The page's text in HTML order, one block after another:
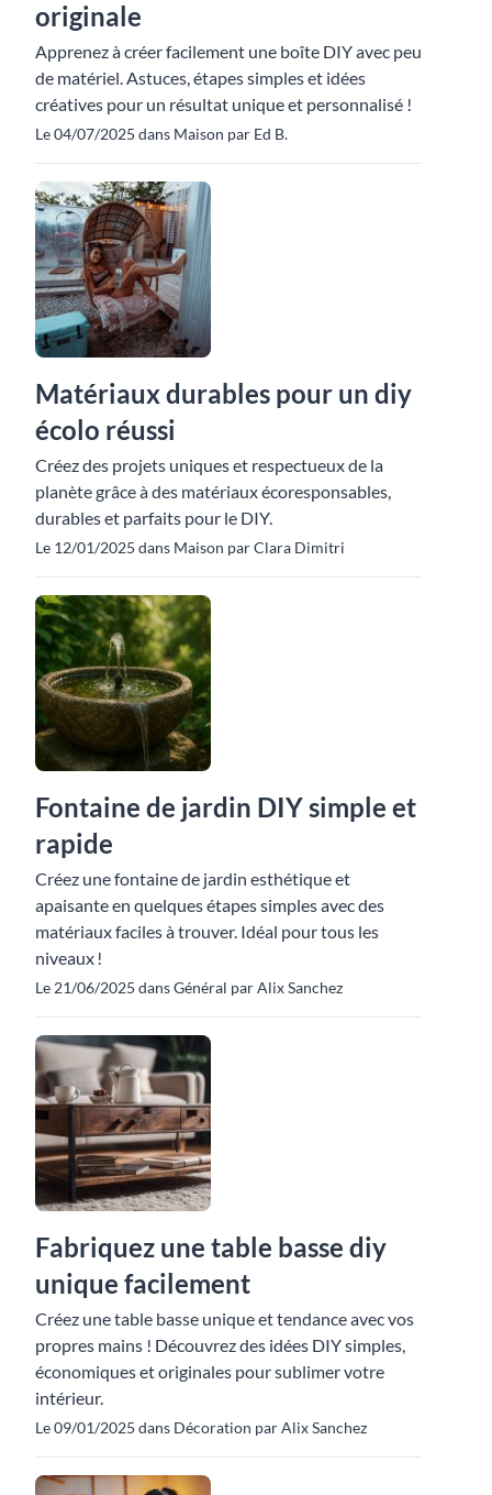
originale
Apprenez à créer facilement une boîte DIY avec peu
de matériel. Astuces, étapes simples et idées
créatives pour un résultat unique et personnalisé !
Le 04/07/2025 dans Maison par Ed B.
Matériaux durables pour un diy
écolo réussi
Créez des projets uniques et respectueux de la
planète grâce à des matériaux écoresponsables,
durables et parfaits pour le DIY.
Le 12/01/2025 dans Maison par Clara Dimitri
Fontaine de jardin DIY simple et
rapide
Créez une fontaine de jardin esthétique et
apaisante en quelques étapes simples avec des
matériaux faciles à trouver. Idéal pour tous les
niveaux !
Le 21/06/2025 dans Général par Alix Sanchez
Fabriquez une table basse diy
unique facilement
Créez une table basse unique et tendance avec vos
propres mains ! Découvrez des idées DIY simples,
économiques et originales pour sublimer votre
intérieur.
Le 09/01/2025 dans Décoration par Alix Sanchez